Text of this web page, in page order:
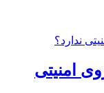
امنیتی